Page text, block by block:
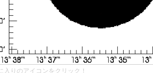
入りのアイコンをクリック！